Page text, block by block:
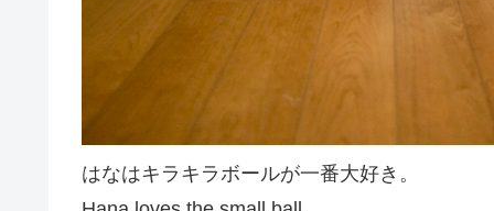
はなはキラキラボールが一番大好き。